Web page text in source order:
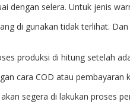
selera. Untuk jenis
di gunakan tidak terlihat.
produksi di hitung setelah
cara COD atau
segera di lakukan proses